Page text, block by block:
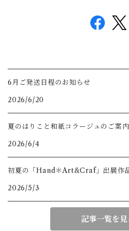
6月ご発送日程のお知らせ
2026/6/20
夏のはりこと和紙コラージュのご案内
2026/6/4
初夏の「Hand＊Art&Craf」出展作
2026/5/3
記事一覧を見